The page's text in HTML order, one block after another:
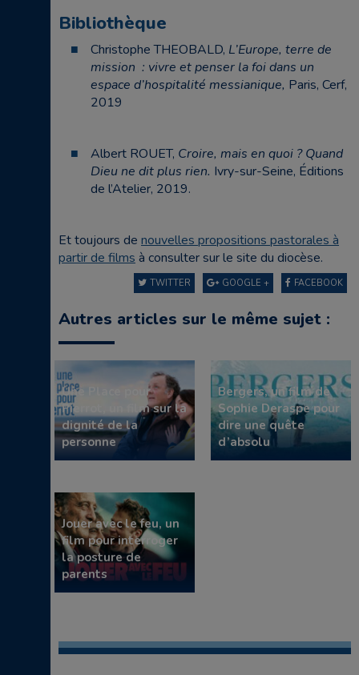
Bibliothèque
Christophe THEOBALD, L’Europe, terre de
mission : vivre et penser la foi dans un
espace d’hospitalité messianique, Paris, Cerf,
2019
Albert ROUET, Croire, mais en quoi ? Quand
Dieu ne dit plus rien. Ivry-sur-Seine, Éditions
de l’Atelier, 2019.
Et toujours de nouvelles propositions pastorales à
partir de films à consulter sur le site du diocèse.
FACEBOOK
GOOGLE +
TWITTER
Autres articles sur le même sujet :
Une Place pour
Pierrot, un film sur la
dignité de la
personne
Bergers, un film de
Sophie Deraspe pour
dire une quête
d’absolu
Jouer avec le feu, un
film pour interroger
la posture de
parents